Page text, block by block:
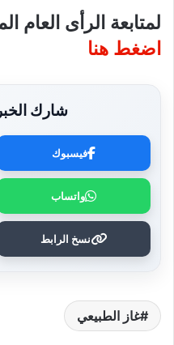
لمتابعة الرأى
اضغط هنا
شارك
فيسبوك
واتساب
نسخ الرابط
غاز الطبيعي